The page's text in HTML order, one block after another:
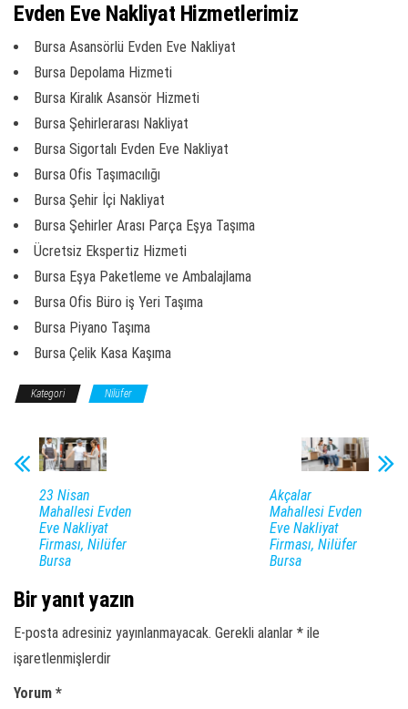
Evden Eve Nakliyat Hizmetlerimiz
Bursa Asansörlü Evden Eve Nakliyat
Bursa Depolama Hizmeti
Bursa Kiralık Asansör Hizmeti
Bursa Şehirlerarası Nakliyat
Bursa Sigortalı Evden Eve Nakliyat
Bursa Ofis Taşımacılığı
Bursa Şehir İçi Nakliyat
Bursa Şehirler Arası Parça Eşya Taşıma
Ücretsiz Ekspertiz Hizmeti
Bursa Eşya Paketleme ve Ambalajlama
Bursa Ofis Büro iş Yeri Taşıma
Bursa Piyano Taşıma
Bursa Çelik Kasa Kaşıma
Kategori Nilüfer
23 Nisan
Mahallesi Evden
Eve Nakliyat
Firması, Nilüfer
Bursa
Akçalar
Mahallesi Evden
Eve Nakliyat
Firması, Nilüfer
Bursa
Bir yanıt yazın
E-posta adresiniz yayınlanmayacak. Gerekli alanlar * ile
işaretlenmişlerdir
Yorum *